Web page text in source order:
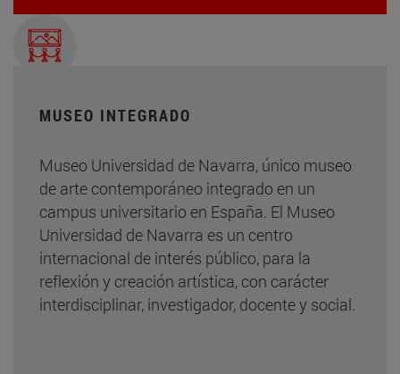
MUSEO INTEGRADO
Museo Universidad de Navarra, único museo
de arte contemporáneo integrado en un
campus universitario en España. El Museo
Universidad de Navarra es un centro
internacional de interés público, para la
reflexión y creación artística, con carácter
interdisciplinar, investigador, docente y social.